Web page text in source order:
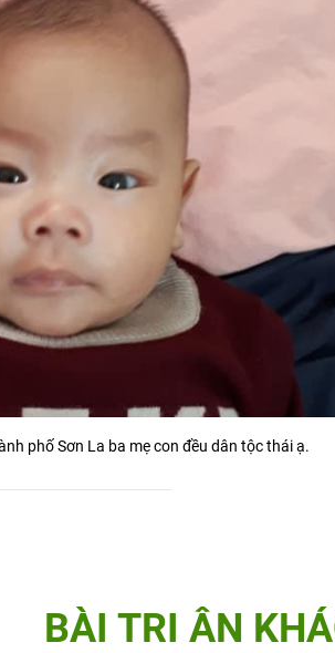
phố Sơn La ba mẹ con đều dân tộc thái ạ.
BÀI TRI ÂN